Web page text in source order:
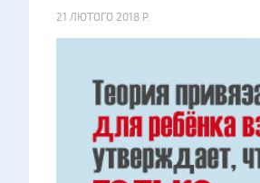
21 ЛЮТОГО 2018 Р.